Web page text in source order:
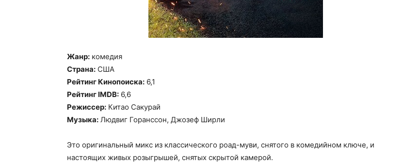
Жанр: комедия
Страна: США
Рейтинг Кинопоиска: 6,1
Рейтинг IMDB: 6,6
Режиссер: Китао Сакурай
Музыка: Людвиг Горанссон, Джозеф Ширли
Это оригинальный микс из классического роад-муви, снятого в комедийном ключе, и
настоящих живых розыгрышей, снятых скрытой камерой.